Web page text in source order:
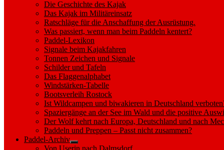
Die Geschichte des Kajak
Das Kajak im Militäreinsatz
Ratschläge für die Anschaffung der Ausrüstung.
Was passiert, wenn man beim Paddeln kentert?
Paddel-Lexikon
Signale beim Kajakfahren
Tonnen Zeichen und Signale
Schilder und Tafeln
Das Flaggenalphabet
Windstärken-Tabelle
Bootsverleih Rostock
Ist Wildcampen und biwakieren in Deutschland
Spaziergänge an der See im Wald und die positive
Der Wolf kehrt nach Europa, Deutschland und nach
Paddeln und Preppen – Passt nicht zusammen?
Paddel-Archiv
Show
Von Userin nach Dalmsdorf